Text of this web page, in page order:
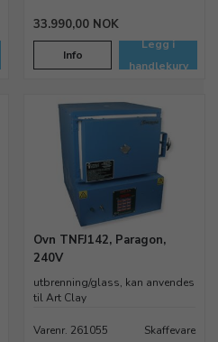
33.990,00 NOK
Info
Legg i
handlekurv
Ovn TNFJ142, Paragon,
240V
utbrenning/glass, kan anvendes
til Art Clay
Varenr. 261055 Skaffevare